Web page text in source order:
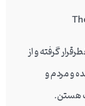
گرفته و از
و مردم و
هستن.